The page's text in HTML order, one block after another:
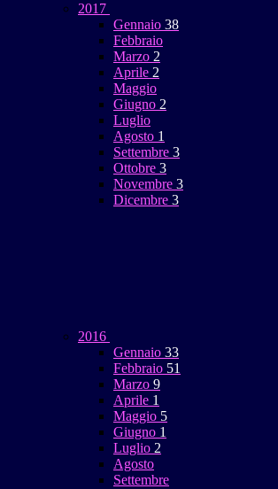
2017
Gennaio 38
Febbraio
Marzo 2
Aprile 2
Maggio
Giugno 2
Luglio
Agosto 1
Settembre 3
Ottobre 3
Novembre 3
Dicembre 3
2016
Gennaio 33
Febbraio 51
Marzo 9
Aprile 1
Maggio 5
Giugno 1
Luglio 2
Agosto
Settembre